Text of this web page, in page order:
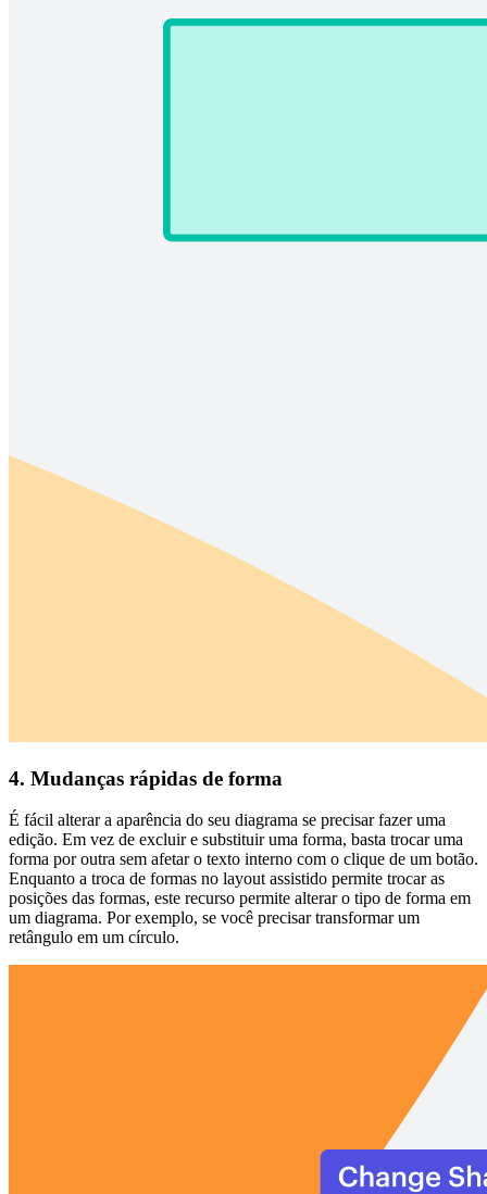
4. Mudanças rápidas de forma
É fácil alterar a aparência do seu diagrama se precisar fazer uma
edição. Em vez de excluir e substituir uma forma, basta trocar uma
forma por outra sem afetar o texto interno com o clique de um botão.
Enquanto a troca de formas no layout assistido permite trocar as
posições das formas, este recurso permite alterar o tipo de forma em
um diagrama. Por exemplo, se você precisar transformar um
retângulo em um círculo.